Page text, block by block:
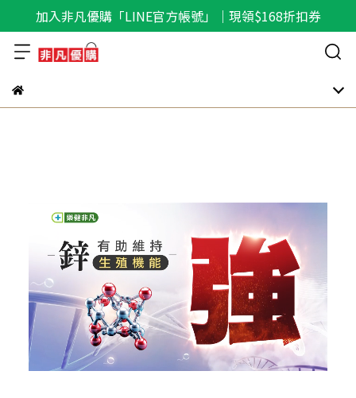
加入非凡優購「LINE官方帳號」｜現領$168折扣券